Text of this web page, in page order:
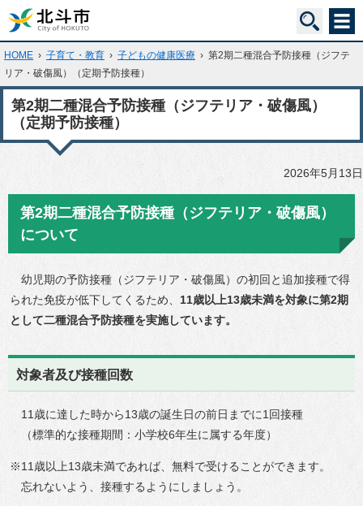
HOME › 子育て・教育 › 子どもの健康医療 › 第2期二種混合予防接種（ジフテ
リア・破傷風）（定期予防接種）
第2期二種混合予防接種（ジフテリア・破傷風）
（定期予防接種）
2026年5月13日
第2期二種混合予防接種（ジフテリア・破傷風）
について
幼児期の予防接種（ジフテリア・破傷風）の初回と追加接種で得
られた免疫が低下してくるため、 11歳以上13歳未満を対象に第2期
として二種混合予防接種を実施しています。
対象者及び接種回数
11歳に達した時から13歳の誕生日の前日までに1回接種
（標準的な接種期間：小学校6年生に属する年度）
※11歳以上13歳未満であれば、無料で受けることができます。
忘れないよう、接種するようにしましょう。